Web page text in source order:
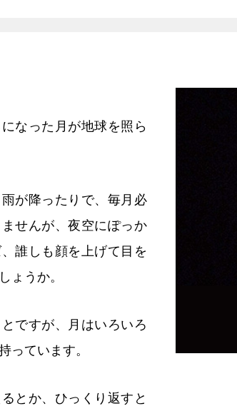
なった月が地球を照ら
が降ったりで、毎月必
せんが、夜空にぽっか
誰しも顔を上げて目を
ょうか。
ですが、月はいろいろ
っています。
とか、ひっくり返すと